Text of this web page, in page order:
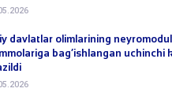
davlatlar olimlarining
bag‘ishlangan uchinchi